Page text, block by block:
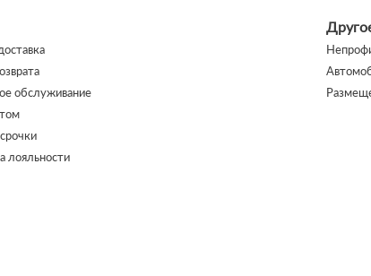
обслуживание
лояльности